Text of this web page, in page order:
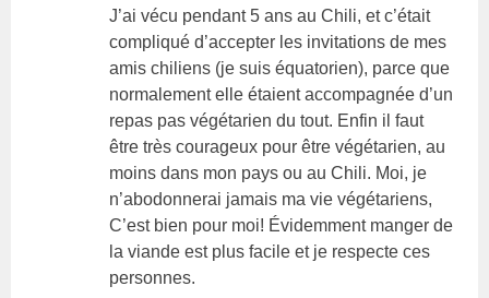
J’ai vécu pendant 5 ans au Chili, et c’était
compliqué d’accepter les invitations de mes
amis chiliens (je suis équatorien), parce que
normalement elle étaient accompagnée d’un
repas pas végétarien du tout. Enfin il faut
être très courageux pour être végétarien, au
moins dans mon pays ou au Chili. Moi, je
n’abodonnerai jamais ma vie végétariens,
C’est bien pour moi! Évidemment manger de
la viande est plus facile et je respecte ces
personnes.